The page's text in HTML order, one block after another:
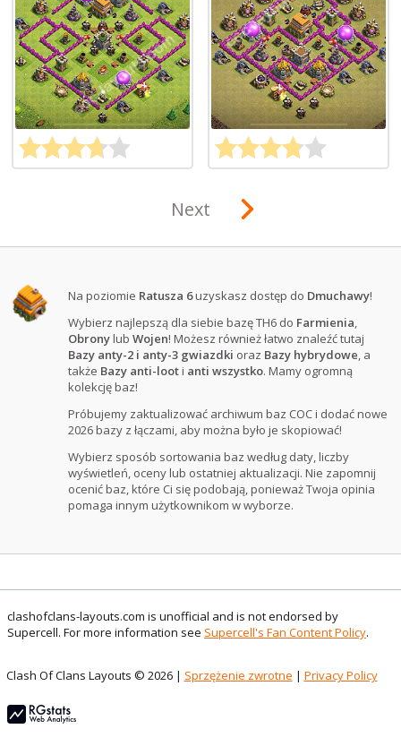
Next
Na poziomie Ratusza 6uzyskasz dostęp do Dmuchawy!
Wybierz najlepszą dla siebie bazę TH6 do Farmienia,
ObronylubWojen! Możesz również łatwo znaleźć tutaj
Bazy anty-2 i anty-3 gwiazdki oraz Bazy hybrydowe, a
także Bazy anti-looti anti wszystko. Mamy ogromną
kolekcję baz!
Próbujemy zaktualizować archiwum baz COC i dodać nowe
2026 bazy z łączami, aby można było je skopiować!
Wybierz sposób sortowania baz według daty, liczby
wyświetleń, oceny lub ostatniej aktualizacji. Nie zapomnij
ocenić baz, które Ci się podobają, ponieważ Twoja opinia
pomaga innym użytkownikom w wyborze.
clashofclans-layouts.com is unofficial and is not endorsed by
Supercell. For more information see Supercell's Fan Content Policy.
Clash Of Clans Layouts © 2026 | Sprzężenie zwrotne | Privacy Policy